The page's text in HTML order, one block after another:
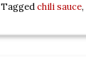
Taggedchili sauce,